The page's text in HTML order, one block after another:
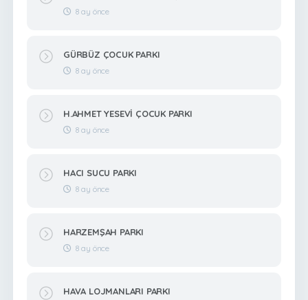
8 ay önce
GÜRBÜZ ÇOCUK PARKI
8 ay önce
H.AHMET YESEVİ ÇOCUK PARKI
8 ay önce
HACI SUCU PARKI
8 ay önce
HARZEMŞAH PARKI
8 ay önce
HAVA LOJMANLARI PARKI